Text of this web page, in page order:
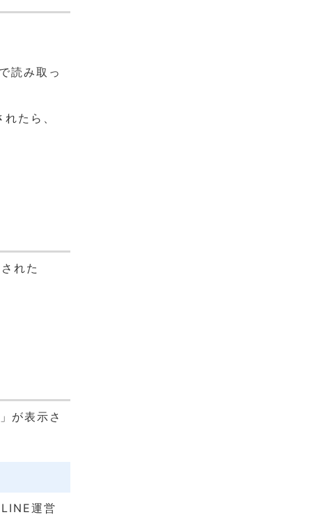
読み取っ
たら、
れた
が表示さ
運営